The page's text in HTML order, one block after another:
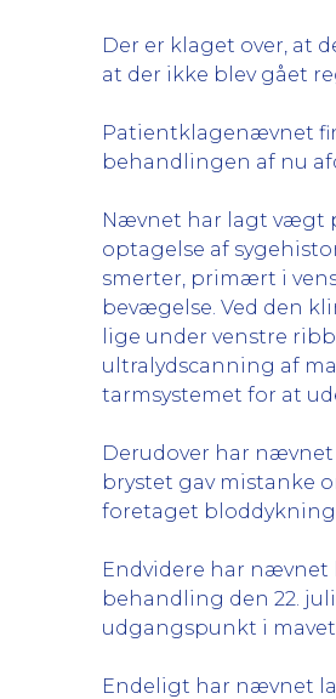
Der er klaget over, at
at der ikke blev gået
Patientklagenævnet
behandlingen af nu
Nævnet har lagt vægt
optagelse af
smerter, primært i
bevægelse. Ved den
lige under venstre
ultralydscanning af
tarmsystemet for at
Derudover har
brystet gav mistanke
foretaget
Endvidere har
behandling den 22.
udgangspunkt i
Endeligt har nævnet